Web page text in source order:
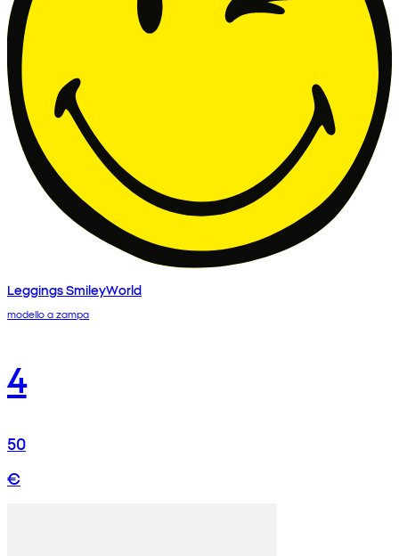
Leggings SmileyWorld
modello a zampa
4
50
€